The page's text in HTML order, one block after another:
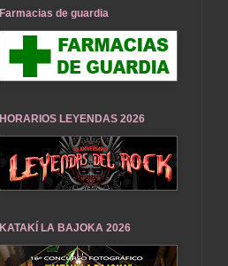
Farmacias de guardia
HORARIOS LEYENDAS 2026
KATAKÍ LA BAJOKA 2026